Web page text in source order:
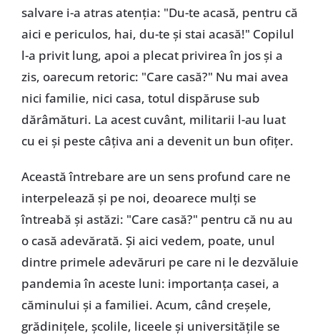
salvare i-a atras atenția: "Du-te acasă, pentru că
aici e periculos, hai, du-te și stai acasă!" Copilul
l-a privit lung, apoi a plecat privirea în jos și a
zis, oarecum retoric: "Care casă?" Nu mai avea
nici familie, nici casa, totul dispăruse sub
dărâmături. La acest cuvânt, militarii l-au luat
cu ei și peste câțiva ani a devenit un bun ofițer.
Această întrebare are un sens profund care ne
interpelează și pe noi, deoarece mulți se
întreabă și astăzi: "Care casă?" pentru că nu au
o casă adevărată. Și aici vedem, poate, unul
dintre primele adevăruri pe care ni le dezvăluie
pandemia în aceste luni: importanța casei, a
căminului și a familiei. Acum, când creșele,
grădinițele, școlile, liceele și universitățile se